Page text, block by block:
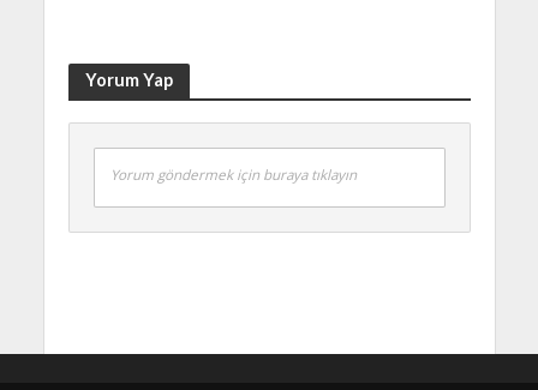
Yorum Yap
Yorum göndermek için buraya tıklayın